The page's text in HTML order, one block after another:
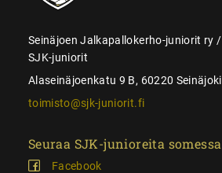
Seinäjoen Jalkapallokerho-juniorit ry /
SJK-juniorit
Alaseinäjoenkatu 9 B, 60220 Seinäjoki
toimisto@sjk-juniorit.fi
Seuraa SJK-junioreita somessa
Facebook